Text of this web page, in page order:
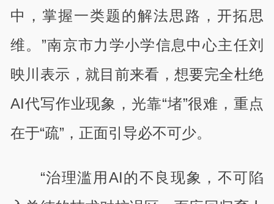
中，掌握一类题的解法思路，开拓思
维。”南京市力学小学信息中心主任刘
映川表示，就目前来看，想要完全杜绝
AI代写作业现象，光靠“堵”很难，重点
在于“疏”，正面引导必不可少。
“治理滥用AI的不良现象，不可陷